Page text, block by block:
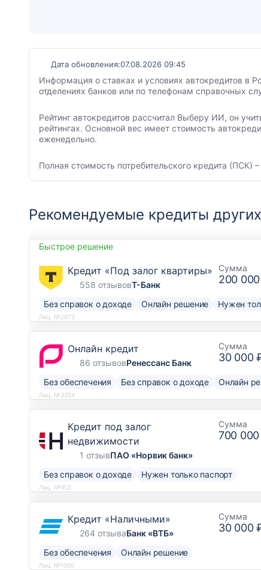
Дата обновления:07.08.2026 09:45
Информация о ставках и условиях автокредитов в
отделениях банков или по телефонам справочных
Рейтинг автокредитов рассчитал Выберу ИИ, он
рейтингах. Основной вес имеет стоимость
еженедельно.
Полная стоимость потребительского кредита (ПСК)
Рекомендуемые кредиты
Быстрое решение
Кредит «Под залог квартиры»
558 отзывовТ-Банк
Сумма
200
Без справок о доходе Онлайн решение Нужен
Лиц. №2673
Онлайн кредит
86 отзывовРенессанс Банк
Сумма
30 000
Без обеспечения Без справок о доходе Онлайн
Лиц. №3354
Кредит под залог
недвижимости
1 отзывПАО «Норвик банк»
Сумма
700
Без справок о доходе Нужен только паспорт
Лиц. №902
Кредит «Наличными»
264 отзываБанк «ВТБ»
Сумма
30 000
Без обеспечения Онлайн решение
Лиц. №1000